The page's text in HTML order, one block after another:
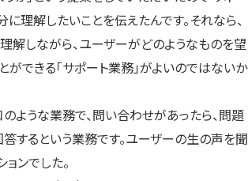
に理解したいことを伝えたんです。それなら、
解しながら、ユーザーがどのようなものを望
ができる「サポート業務」がよいのではないか
ような業務で、問い合わせがあったら、問題
するという業務です。ユーザーの生の声を聞
ンでした。